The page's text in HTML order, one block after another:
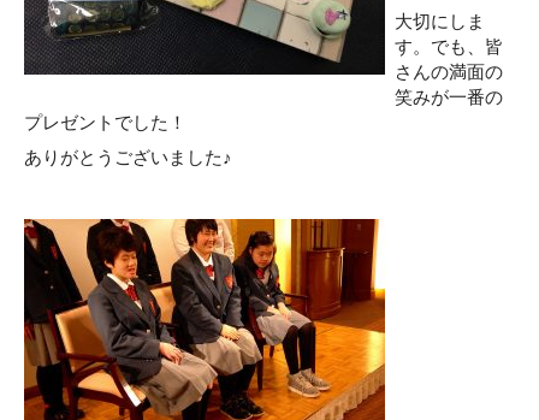
大切にしま
す。でも、皆
さんの満面の
笑みが一番の
プレゼントでした！
ありがとうございました♪